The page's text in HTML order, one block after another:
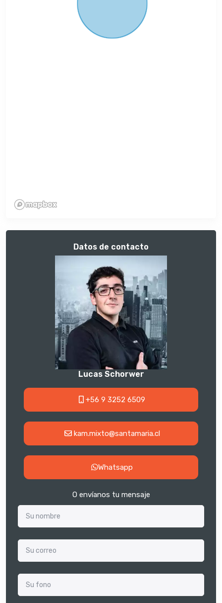
Datos de contacto
Lucas Schorwer
+56 9 3252 6509
kam.mixto@santamaria.cl
Whatsapp
O envíanos tu mensaje